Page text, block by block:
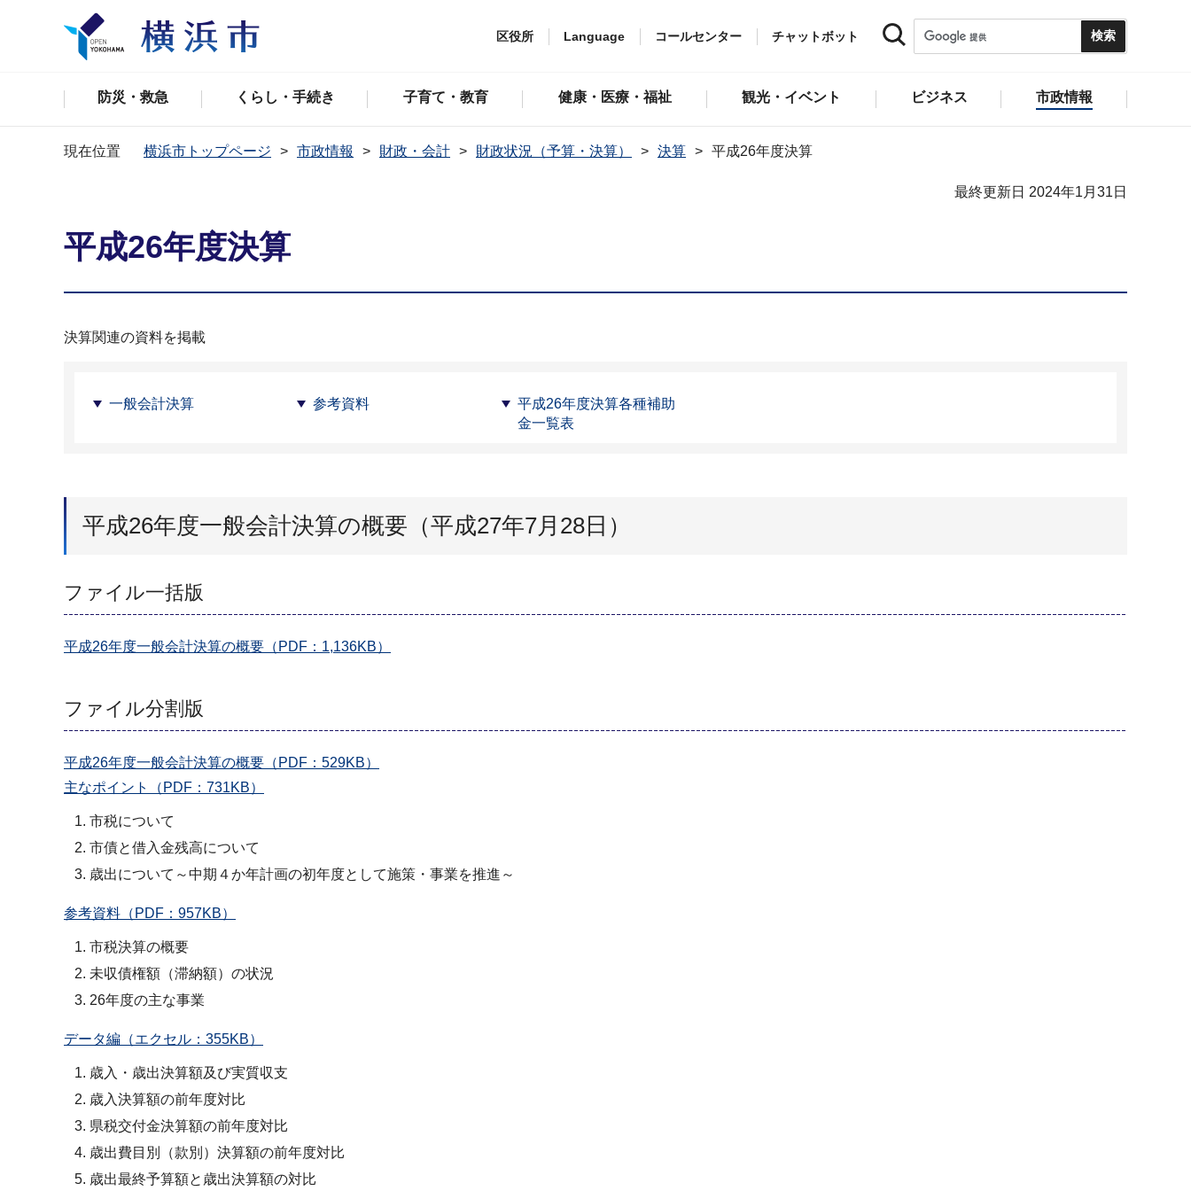
区役所 Language コールセンター チャットボット
防災・救急 くらし・手続き 子育て・教育 健康・医療・福祉 観光・イベント ビジネス 市政情報
現在位置 横浜市トップページ 市政情報 財政・会計 財政状況（予算・決算） 決算 平成26年度決算
最終更新日 2024年1月31日
平成26年度決算
決算関連の資料を掲載
一般会計決算 参考資料
平成26年度決算各種補助
金一覧表
平成26年度一般会計決算の概要（平成27年7月28日）
ファイル一括版
平成26年度一般会計決算の概要（PDF：1,136KB）
ファイル分割版
平成26年度一般会計決算の概要（PDF：529KB）
主なポイント（PDF：731KB）
市税について
市債と借入金残高について
歳出について～中期４か年計画の初年度として施策・事業を推進～
参考資料（PDF：957KB）
市税決算の概要
未収債権額（滞納額）の状況
26年度の主な事業
データ編（エクセル：355KB）
歳入・歳出決算額及び実質収支
歳入決算額の前年度対比
県税交付金決算額の前年度対比
歳出費目別（款別）決算額の前年度対比
歳出最終予算額と歳出決算額の対比